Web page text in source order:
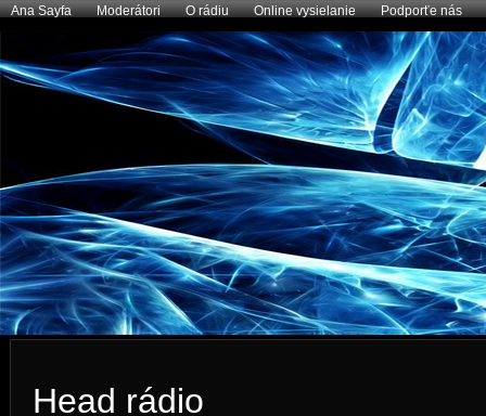
Ana Sayfa Moderátori O rádiu Online vysielanie Podporťe nás
Head rádio